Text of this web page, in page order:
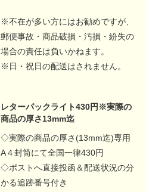
※不在が多い方にはお勧めですが、
郵便事故・商品破損・汚損・紛失の
場合の責任は負いかねます。
※日・祝日の配送はされません。
レターパックライト430円※実際の
商品の厚さ13mm迄
◇実際の商品の厚さ(13mm迄)専用
A４封筒にて全国一律430円
◇ポストへ直接投函＆配送状況の分
かる追跡番号付き